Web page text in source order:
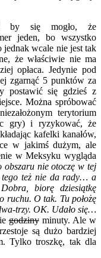
by się mogło, że
jeden, bo wszystko
jednak wcale nie jest tak
że właściwie nie ma
opłaca. Jedynie pod
zgarnąć 5 punktów za
postawić się gdzieś z
Można spróbować
terytorium
gry) i ryzykować, że
kafelki kanałów,
w jakimś dużym, ale
w Meksyku wygląda
nie otoczę w tej
też nie da rady… a
biorę dziesiątkę
O tak. Tu położę
trzy. OK. Udało się…
godzinyminuty. Ale w
są dużo bardziej
Tylko troszkę, tak dla